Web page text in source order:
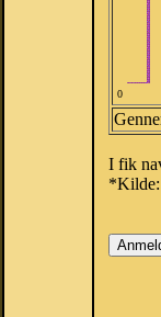
0
I fik
*Kilde: